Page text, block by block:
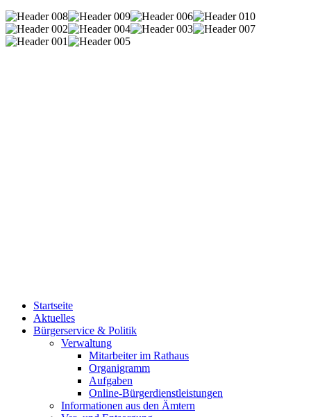
Startseite
Aktuelles
Bürgerservice & Politik
Verwaltung
Mitarbeiter im Rathaus
Organigramm
Aufgaben
Online-Bürgerdienstleistungen
Informationen aus den Ämtern